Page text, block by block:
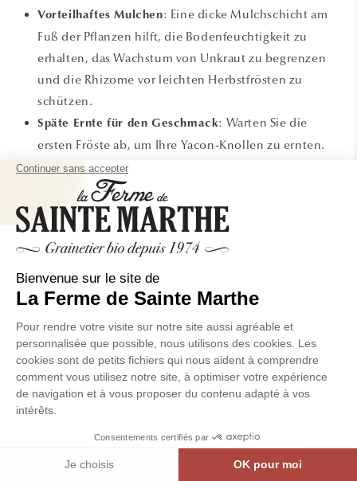
Vorteilhaftes Mulchen: Eine dicke Mulchschicht am
Fuß der Pflanzen hilft, die Bodenfeuchtigkeit zu
erhalten, das Wachstum von Unkraut zu begrenzen
und die Rhizome vor leichten Herbstfrösten zu
schützen.
Späte Ernte für den Geschmack: Warten Sie die
ersten Fröste ab, um Ihre Yacon-Knollen zu ernten.
Die Kälte bewirkt die Umwandlung von Stärke in
Zucker, wodurch die Knollen noch süßer und
schmackhafter werden.
Krankheiten und Schädlinge der
Erdbirne